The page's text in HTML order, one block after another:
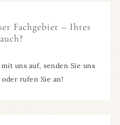
Fachgebiet – Ihres
auch?
uns auf, senden Sie uns
rufen Sie an!